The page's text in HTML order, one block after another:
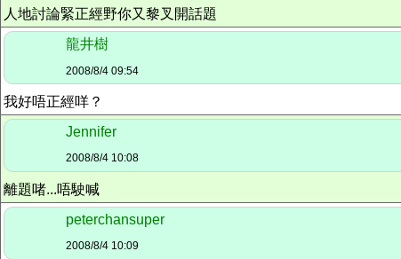
人地討論緊正經野你又黎叉開話題
龍井樹
2008/8/4 09:54
我好唔正經咩？
Jennifer
2008/8/4 10:08
離題啫...唔駛喊
peterchansuper
2008/8/4 10:09